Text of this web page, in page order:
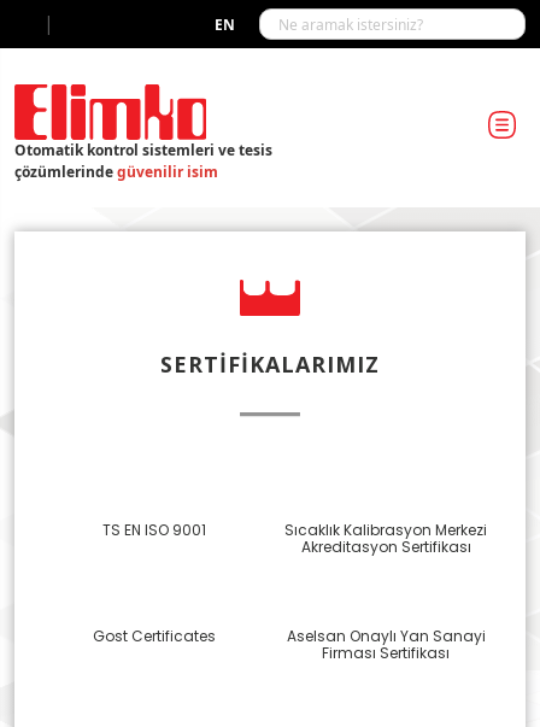
EN
|
Otomatik kontrol sistemleri ve tesis
çözümlerindegüvenilir isim
SERTIFIKALARIMIZ
TS EN ISO 9001
Sıcaklık Kalibrasyon Merkezi
Akreditasyon Sertifikası
Gost Certificates
Aselsan Onaylı Yan Sanayi
Firması Sertifikası